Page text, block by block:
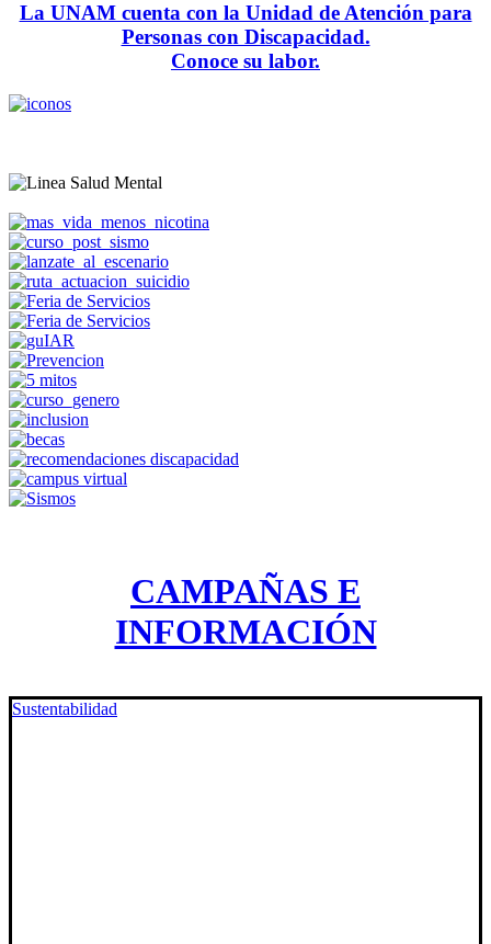
La UNAM cuenta con la Unidad de Atención para
Personas con Discapacidad.
Conoce su labor.
CAMPAÑAS E
INFORMACIÓN
Sustentabilidad